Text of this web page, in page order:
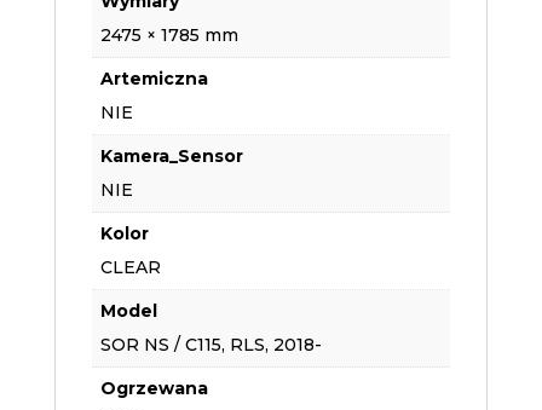
2475 × 1785 mm
Artemiczna
NIE
Kamera_Sensor
NIE
Kolor
CLEAR
Model
SOR NS / C115, RLS, 2018-
Ogrzewana